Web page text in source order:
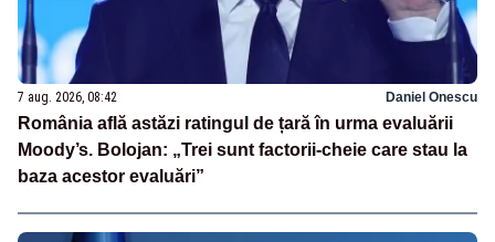
7 aug. 2026, 08:42 Daniel Onescu
România află astăzi ratingul de țară în urma evaluării
Moody’s. Bolojan: „Trei sunt factorii-cheie care stau la
baza acestor evaluări”